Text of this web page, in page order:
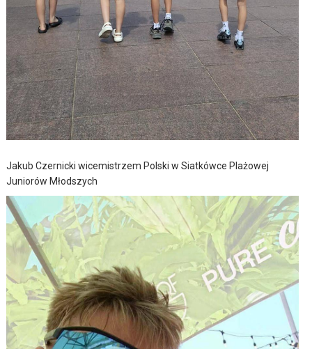
Jakub Czernicki wicemistrzem Polski w Siatkówce Plażowej
Juniorów Młodszych